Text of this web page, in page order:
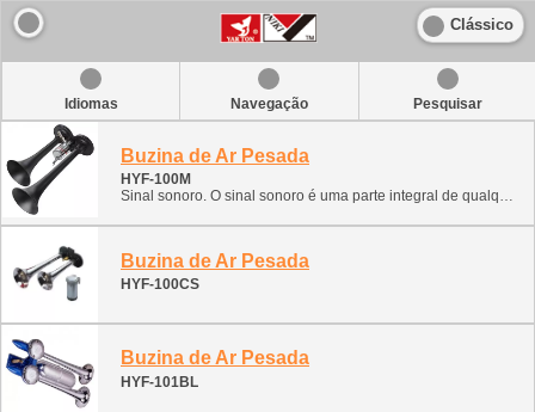
Clássico
Idiomas Navegação Pesquisar
Buzina de Ar Pesada
HYF-100M
Sinal sonoro. O sinal sonoro é uma parte integral de qualquer veículo. Forneça sinais para prevenir uma emergência. Esta classificação contém vários tipos de sinais sonoros. Pode ser instalado e utilizado em navios, barcos, ATVs, motos de neve e lanchas. 1. Sinal eletrônico (caracol, forjamento monofônico, forjamento bicolor) 2. Sinal de ar (pneumático com compressor)
Buzina de Ar Pesada
HYF-100CS
Buzina de Ar Pesada
HYF-101BL